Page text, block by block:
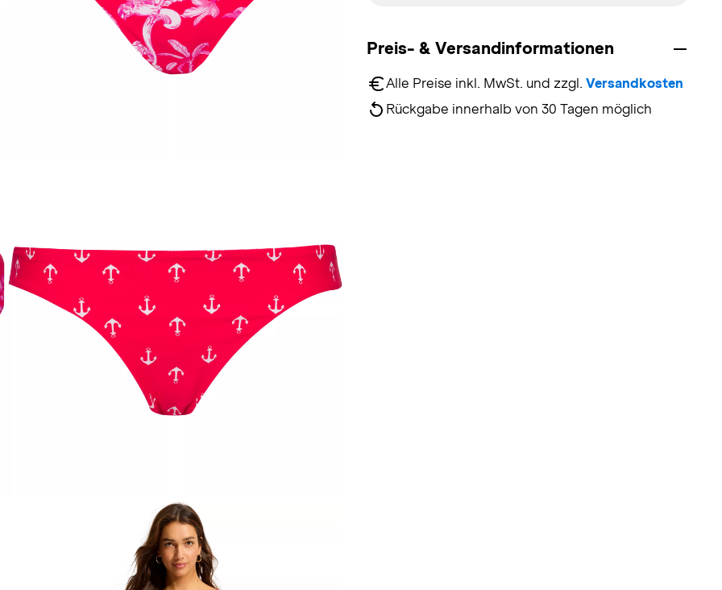
Preis- & Versandinformationen
Alle Preise inkl. MwSt. und zzgl. Versandkosten
Rückgabe innerhalb von 30 Tagen möglich